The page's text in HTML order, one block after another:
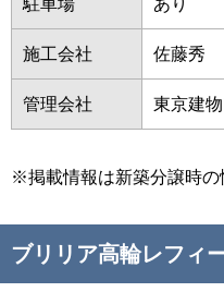
駐車場 あり
施工会社 佐藤秀
管理会社 東京建
※掲載情報は新築分譲時の
ブリリア高輪レフィ